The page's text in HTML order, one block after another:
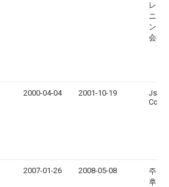
レク
ニク
ンプ
会社
2000-04-04 2001-10-19
Jst
Co
2007-01-26 2008-05-08
주식
후성